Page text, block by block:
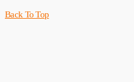
Back To Top